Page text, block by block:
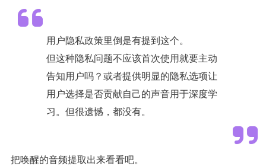
用户隐私政策里倒是有提到这个。
但这种隐私问题不应该首次使用就要主动
告知用户吗？或者提供明显的隐私选项让
用户选择是否贡献自己的声音用于深度学
习。但很遗憾，都没有。
把唤醒的音频提取出来看看吧。